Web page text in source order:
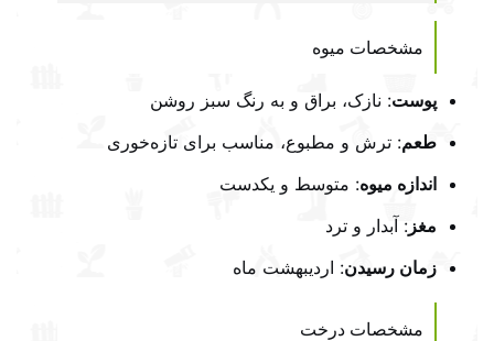
مشخصات میوه
پوست: نازک، براق و به رنگ سبز روشن
طعم: ترش و مطبوع، مناسب برای تازه‌خوری
اندازه میوه: متوسط و یکدست
مغز : آبدار و ترد
زمان رسیدن: اردیبهشت ماه
مشخصات درخت